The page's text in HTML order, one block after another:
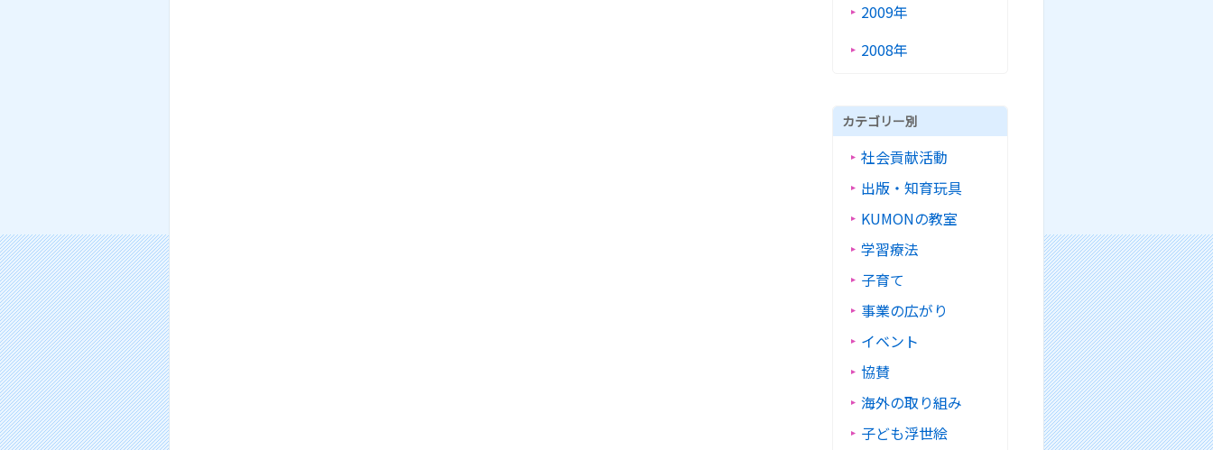
2009年
2008年
カテゴリー別
社会貢献活動
出版・知育玩具
KUMONの教室
学習療法
子育て
事業の広がり
イベント
協賛
海外の取り組み
子ども浮世絵